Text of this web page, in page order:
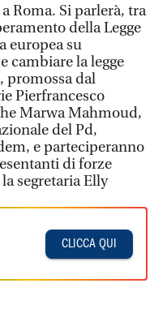
Roma. Si parlerà, tra
della Legge
europea su
cambiare la legge
promossa dal
Pierfrancesco
Marwa Mahmoud,
del Pd,
e parteciperanno
di forze
segretaria Elly
CLICCA QUI